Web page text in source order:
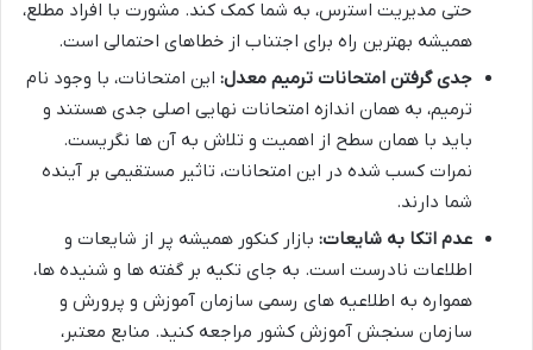
حتی مدیریت استرس، به شما کمک کند. مشورت با افراد مطلع،
همیشه بهترین راه برای اجتناب از خطاهای احتمالی است.
جدی گرفتن امتحانات ترمیم معدل: این امتحانات، با وجود نام
ترمیم، به همان اندازه امتحانات نهایی اصلی جدی هستند و
باید با همان سطح از اهمیت و تلاش به آن ها نگریست.
نمرات کسب شده در این امتحانات، تاثیر مستقیمی بر آینده
شما دارند.
عدم اتکا به شایعات: بازار کنکور همیشه پر از شایعات و
اطلاعات نادرست است. به جای تکیه بر گفته ها و شنیده ها،
همواره به اطلاعیه های رسمی سازمان آموزش و پرورش و
سازمان سنجش آموزش کشور مراجعه کنید. منابع معتبر،